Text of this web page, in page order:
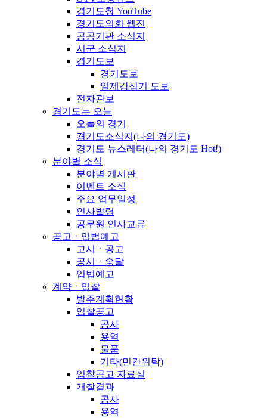
경기도청 YouTube
경기도의회 웹진
공공기관 소식지
시군 소식지
경기도보
경기도보
일제강점기 도보
전자관보
경기도는 오늘
오늘의 경기
경기도소식지(나의 경기도)
경기도 뉴스레터(나의 경기도 Hot!)
분야별 소식
분야별 게시판
이벤트 소식
주요 업무일정
인사발령
공무원 인사교류
공고ㆍ입법예고
고시ㆍ공고
공시ㆍ송달
입법예고
계약ㆍ입찰
발주계획현황
입찰공고
공사
용역
물품
기타(민간위탁)
입찰공고 자료실
개찰결과
공사
용역